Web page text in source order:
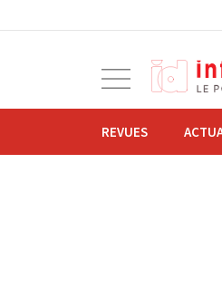
navigation
REVUES